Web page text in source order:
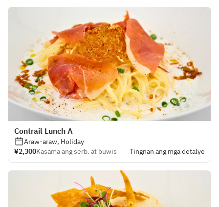
Contrail Lunch A
Araw-araw, Holiday
¥2,300Kasama ang serb. at buwis Tingnan ang mga detalye